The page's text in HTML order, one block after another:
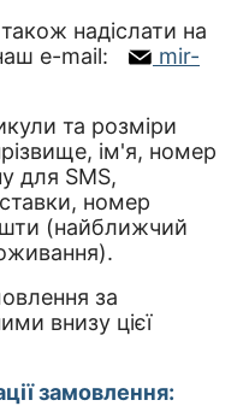
надіслати на
e-mail:
mir-
та розміри
ім'я, номер
для SMS,
номер
(найближчий
за
внизу цієї
замовлення: